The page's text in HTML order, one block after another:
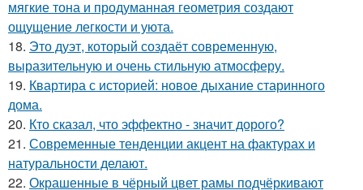
мягкие тона и продуманная геометрия создают
ощущение легкости и уюта.
18. Это дуэт, который создаёт современную,
выразительную и очень стильную атмосферу.
19. Квартира с историей: новое дыхание старинного
дома.
20. Кто сказал, что эффектно - значит дорого?
21. Современные тенденции акцент на фактурах и
натуральности делают.
22. Окрашенные в чёрный цвет рамы подчёркивают